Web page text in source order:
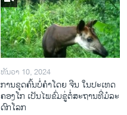
ທັນວາ 10, 2024
ການ​ຂຸດ​ຄົ້ນ​ບໍ່​ຄຳ​ໂດຍ ຈີນ ໃນ​ປະ​ເທດ
ຄອງ​ໂກ ເປັນ​ໄພ​ຂົ່ມ​ຂູ່​ຕໍ່​ສະ​ຖານ​ທີ່​ມໍ​ລະ​
ດົກ​ໂລກ​